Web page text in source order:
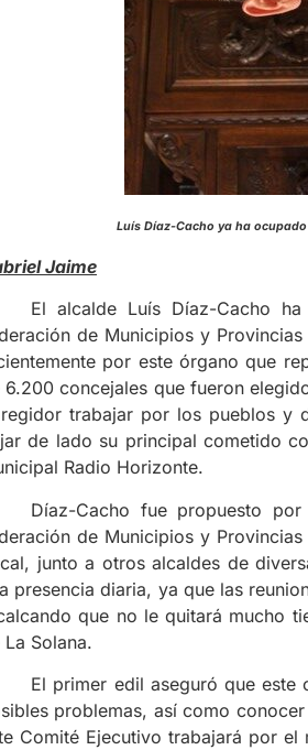
Luís Díaz-Cacho ya ha
Jaime
El alcalde Luís Díaz-Cacho
de Municipios y
por este órgano que
6.200 concejales que fueron
trabajar por los pueblos y
de lado su principal cometido
Radio Horizonte.
Díaz-Cacho fue propuesto
de Municipios y
junto a otros alcaldes de
presencia diaria, ya que las
que no le quitará mucho
La Solana.
El primer edil aseguró que
problemas, así como
Comité Ejecutivo trabajará por